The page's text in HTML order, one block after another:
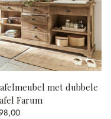
met dubbele
Farum